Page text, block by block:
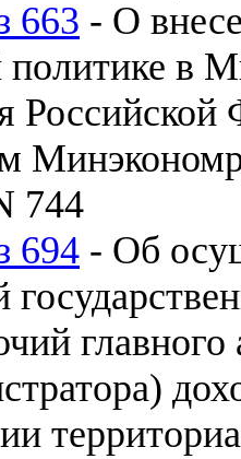
663 - О
политике в
744
694 - Об
главного